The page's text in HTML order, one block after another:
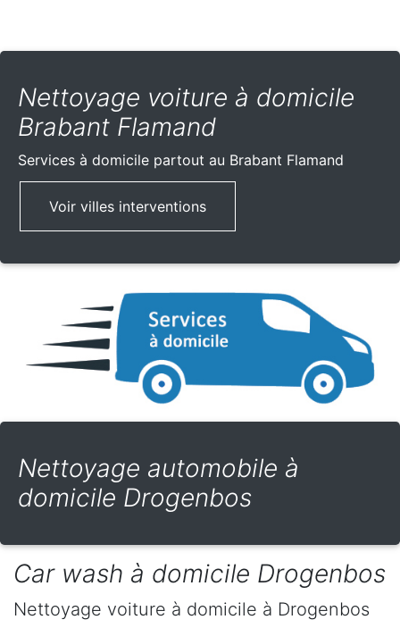
Nettoyage voiture à domicile
Brabant Flamand
Services à domicile partout au Brabant Flamand
Voir villes interventions
Nettoyage automobile à
domicile Drogenbos
Car wash à domicile Drogenbos
Nettoyage voiture à domicile à Drogenbos